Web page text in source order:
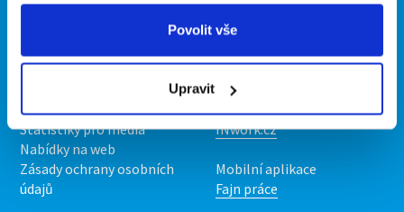
Povolit vše
Upravit
O portálu
Kontakt
O nás
Upravit předvolby cookies
Statistiky pro média
Nabídky na web
Zásady ochrany osobních
údajů
Fajn brigády
Nabídka práce z celé ČR
INwork.cz
Mobilní aplikace
Fajn práce